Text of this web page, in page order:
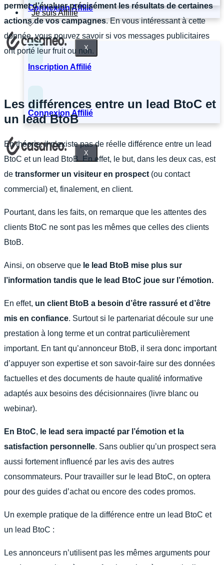
Connexion Affilié
X
Je suis Affilié
Inscription Affilié
Connexion Affilié
X
permet d’évaluer précisément les résultats de certaines
actions de vos campagnes. En vous intéressant à cette
donnée, vous pouvez savoir si vos messages publicitaires
ont porté leur fruit ou non.
Les différences entre un lead BtoC et
un lead BtoB
En théorie, il n’existe pas de réelle différence entre un lead
BtoC et un lead BtoB. En effet, le but, dans les deux cas, est
de transformer un visiteur en prospect (ou contact
commercial) et, finalement, en client.
Pourtant, dans les faits, on remarque que les attentes des
clients BtoC ne sont pas les mêmes que celles des clients
BtoB.
Ainsi, on observe que le lead BtoB mise plus sur
l’information tandis que le lead BtoC joue sur l’émotion.
En effet, un client BtoB a besoin d’être rassuré et d’être
mis en confiance. Surtout si le partenariat découle sur une
prestation à long terme et un contrat particulièrement
important. En tant qu’annonceur BtoB, il sera donc important
d’appuyer son expertise et son savoir-faire sur des données
factuelles et des documents de haute qualité informative
adaptés aux besoins des décisionnaires (livre blanc ou
webinar).
En BtoC, le lead sera impacté par l’émotion et la
satisfaction personnelle. Sans oublier qu’un prospect sera
aussi fortement influencé par les avis des autres
consommateurs. Pour travailler sur le lead BtoC, on optera
pour des guides d’achat ou encore des codes promos.
Un exemple pratique de la différence entre un lead BtoC et
un lead BtoC :
Les annonceurs n’utilisent pas les mêmes arguments pour